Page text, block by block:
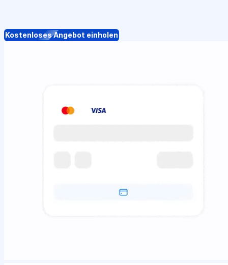
Kostenloses Angebot einholen